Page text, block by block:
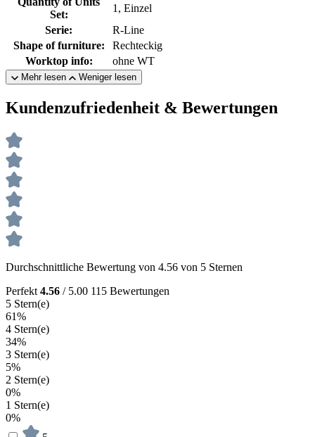
Set:
1, Einzel
Serie:
R-Line
Shape of furniture:
Rechteckig
Worktop info:
ohne WT
Mehr lesen Weniger lesen
Kundenzufriedenheit & Bewertungen
Durchschnittliche Bewertung von 4.56 von 5 Sternen
Perfekt 4.56 / 5.00 115 Bewertungen
5 Stern(e)
61%
4 Stern(e)
34%
3 Stern(e)
5%
2 Stern(e)
0%
1 Stern(e)
0%